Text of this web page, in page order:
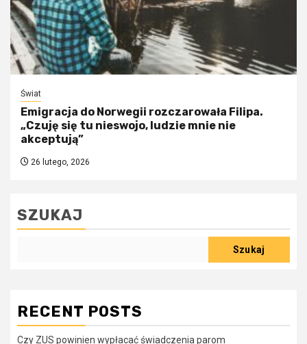
Świat
Emigracja do Norwegii rozczarowała Filipa.
„Czuję się tu nieswojo, ludzie mnie nie
akceptują”
26 lutego, 2026
SZUKAJ
Szukaj
RECENT POSTS
Czy ZUS powinien wypłacać świadczenia parom